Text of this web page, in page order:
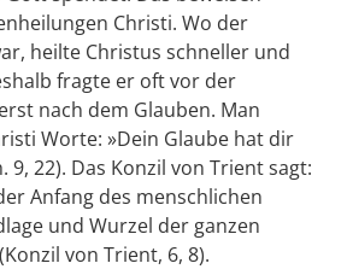
Christi. Wo der
heilte Christus schneller und
fragte er oft vor der
nach dem Glauben. Man
Worte: »Dein Glaube hat dir
9, 22). Das Konzil von Trient sagt:
Anfang des menschlichen
und Wurzel der ganzen
von Trient, 6, 8).